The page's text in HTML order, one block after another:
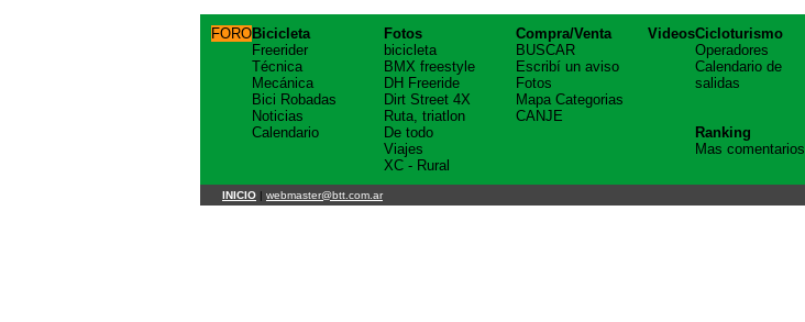
FOROBicicleta
Freerider
Técnica
Mecánica
Bici Robadas
Noticias
Calendario
Fotos
bicicleta
BMX freestyle
DH Freeride
Dirt Street 4X
Ruta, triatlon
De todo
Viajes
XC - Rural
Compra/Venta
BUSCAR
Escribí un aviso
Fotos
Mapa Categorias
CANJE
VideosCicloturismo
Operadores
Calendario de
salidas
Ranking
Mas comentarios
INICIO | webmaster@btt.com.ar